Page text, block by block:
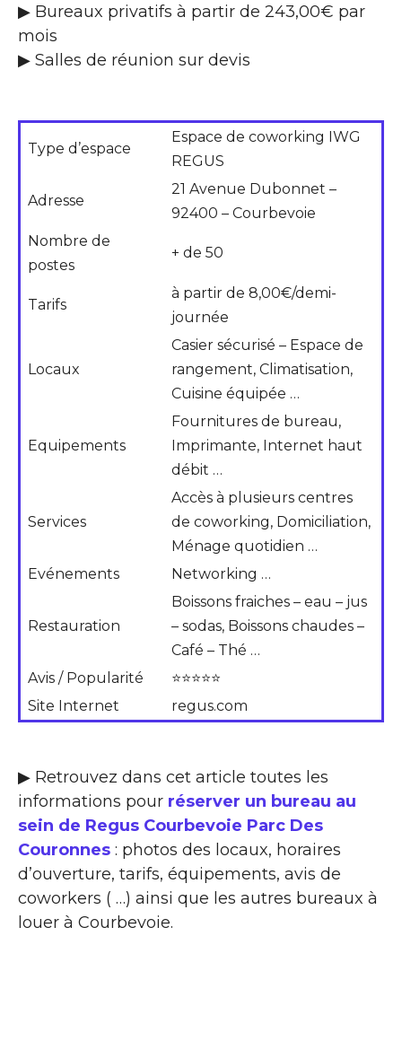
▶ Bureaux privatifs à partir de 243,00€ par
mois
▶ Salles de réunion sur devis
Type d’espace
Espace de coworking IWG
REGUS
Adresse
21 Avenue Dubonnet –
92400 – Courbevoie
Nombre de
postes
+ de 50
Tarifs
à partir de 8,00€/demi-
journée
Locaux
Casier sécurisé – Espace de
rangement, Climatisation,
Cuisine équipée …
Equipements
Fournitures de bureau,
Imprimante, Internet haut
débit …
Services
Accès à plusieurs centres
de coworking, Domiciliation,
Ménage quotidien …
Evénements
Networking …
Restauration
Boissons fraiches – eau – jus
– sodas, Boissons chaudes –
Café – Thé …
Avis / Popularité
⭐⭐⭐⭐⭐
Site Internet
regus.com
▶ Retrouvez dans cet article toutes les
informations pour réserver un bureau au
sein de Regus Courbevoie Parc Des
Couronnes : photos des locaux, horaires
d’ouverture, tarifs, équipements, avis de
coworkers ( …) ainsi que les autres bureaux à
louer à Courbevoie.